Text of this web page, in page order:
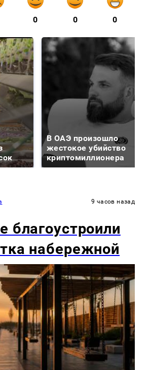
0 0 0
В ОАЭ произошло
жестокое убийство
криптомиллионера
9 часов назад
благоустроили
набережной